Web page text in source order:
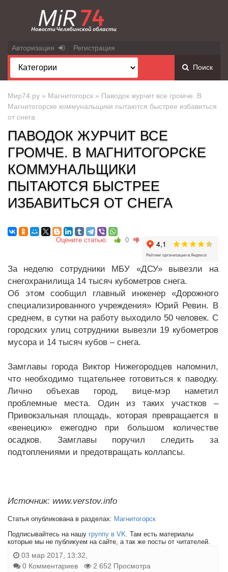
Авторизация Регистрация
Поиск
Мир74.ру » Магнитогорск » Паводок журчит все громче. В
Магнитогорске коммунальщики пытаются быстрее избавиться
от снега
ПАВОДОК ЖУРЧИТ ВСЕ
ГРОМЧЕ. В МАГНИТОГОРСКЕ
КОММУНАЛЬЩИКИ
ПЫТАЮТСЯ БЫСТРЕЕ
ИЗБАВИТЬСЯ ОТ СНЕГА
Оцените статью: 0
За неделю сотрудники МБУ «ДСУ» вывезли на
снегохранилища 14 тысяч кубометров снега.
Об этом сообщил главный инженер «Дорожного
специализированного учреждения» Юрий Ревин. В
среднем, в сутки на работу выходило 50 человек. С
городских улиц сотрудники вывезли 19 кубометров
мусора и 14 тысяч кубов – снега.
Замглавы города Виктор Нижегородцев напомнил,
что необходимо тщательнее готовиться к паводку.
Лично объехав город, вице-мэр наметил
проблемные места. Один из таких участков –
Привокзальная площадь, которая превращается в
«венецию» ежегодно при большом количестве
осадков. Замглавы поручил следить за
подтоплениями и предотвращать коллапсы.
Источник: www.verstov.info
Статья опубликована в разделах: Магнитогорск
Подписывайтесь на нашу группу в VK. Там есть материалы
которые мы не публикуем на сайте, а так же посты от читателей.
03 мар 2017, 13:32,
0 Комментариев
2 652 Просмотра